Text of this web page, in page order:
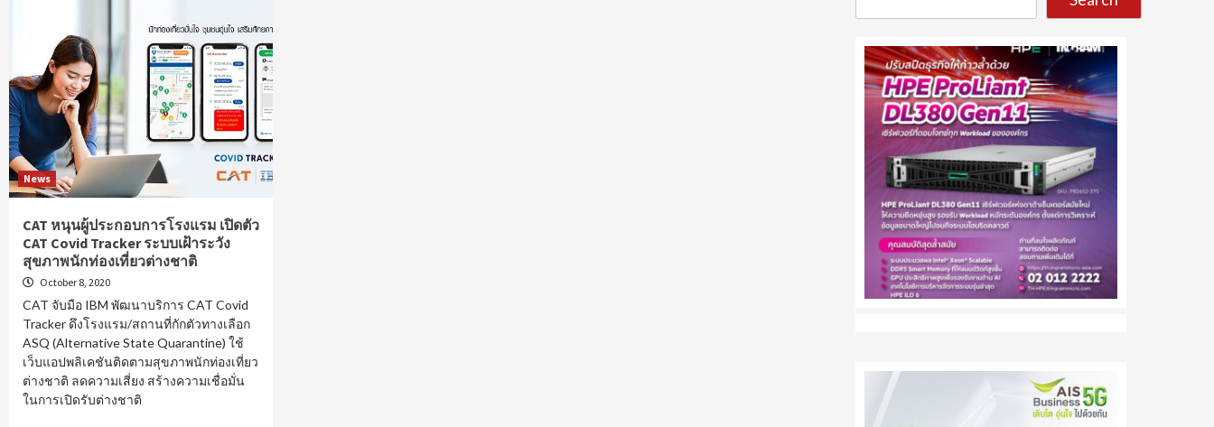
News
CAT หนุนผู้ประกอบการโรงแรม เปิดตัว
CAT Covid Tracker ระบบเฝ้าระวัง
สุขภาพนักท่องเที่ยวต่างชาติ
October 8, 2020
CAT จับมือ IBM พัฒนาบริการ CAT Covid
Tracker ดึงโรงแรม/สถานที่กักตัวทางเลือก
ASQ (Alternative State Quarantine) ใช้
เว็บแอปพลิเคชันติดตามสุขภาพนักท่องเที่ยว
ต่างชาติ ลดความเสี่ยง สร้างความเชื่อมั่น
ในการเปิดรับต่างชาติ